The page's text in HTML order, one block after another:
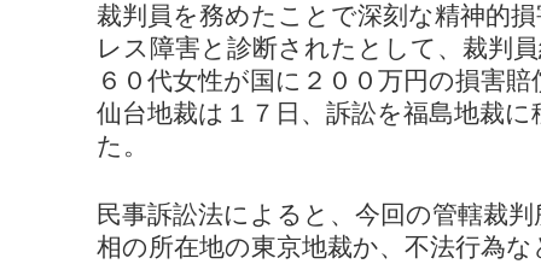
裁判員を務めたことで深刻な精神的
レス障害と診断されたとして、裁判
６０代女性が国に２００万円の損害
仙台地裁は１７日、訴訟を福島地裁
た。
民事訴訟法によると、今回の管轄裁
相の所在地の東京地裁か、不法行為